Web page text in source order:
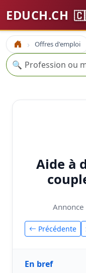
EDUCH.CH
Accueil Offres d'emploi
Recherche
🔍
Aide à
Précédente
En bref